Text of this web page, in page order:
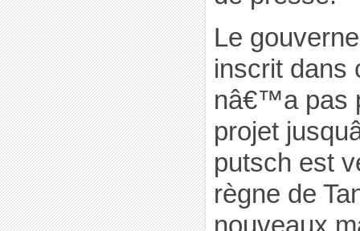
Le
inscrit dans
nâ€™a pas
projet
putsch est
règne de
nouveaux